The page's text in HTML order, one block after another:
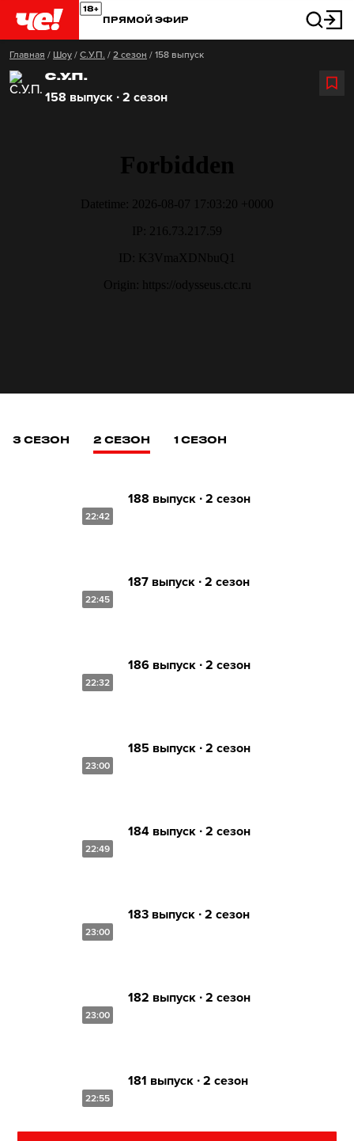
ПРЯМОЙ ЭФИР
Главная / Шоу / С.У.П. / 2 сезон / 158 выпуск
С.У.П.
158 выпуск ∙ 2 сезон
3 СЕЗОН 2 СЕЗОН 1 СЕЗОН
22:42
188 выпуск ∙ 2 сезон
22:45
187 выпуск ∙ 2 сезон
22:32
186 выпуск ∙ 2 сезон
23:00
185 выпуск ∙ 2 сезон
22:49
184 выпуск ∙ 2 сезон
23:00
183 выпуск ∙ 2 сезон
23:00
182 выпуск ∙ 2 сезон
22:55
181 выпуск ∙ 2 сезон